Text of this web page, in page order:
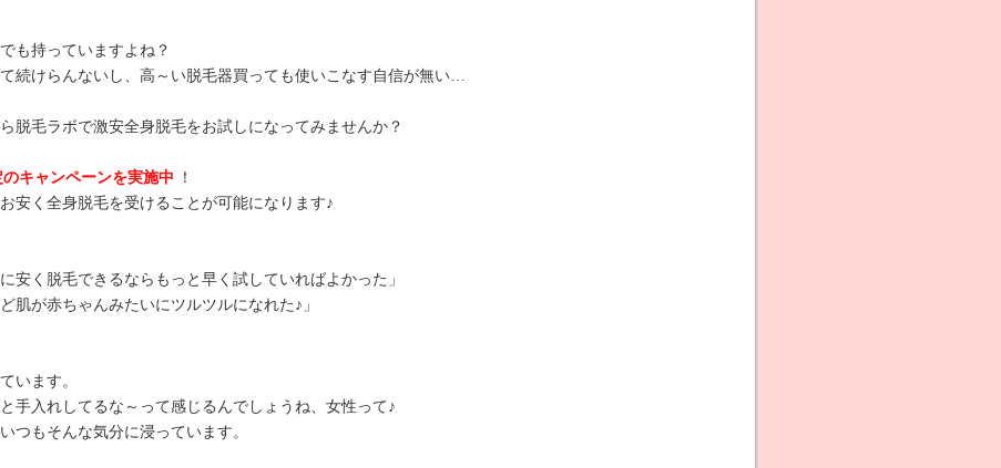
も持っていますよね？
続けらんないし、高～い脱毛器買っても使いこなす自信が無い…
脱毛ラボで激安全身脱毛をお試しになってみませんか？
キャンペーンを実施中
！
安く全身脱毛を受けることが可能になります♪
安く脱毛できるならもっと早く試していればよかった」
肌が赤ちゃんみたいにツルツルになれた♪」
います。
手入れしてるな～って感じるんでしょうね、女性って♪
つもそんな気分に浸っています。